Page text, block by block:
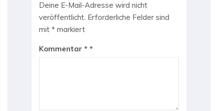
Deine E-Mail-Adresse wird nicht
veröffentlicht. Erforderliche Felder sind
mit * markiert
Kommentar *